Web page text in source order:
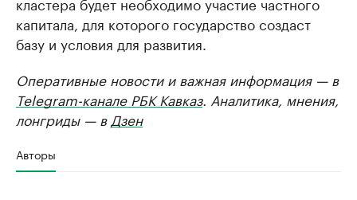
капитала, для которого государство создаст
базу и условия для развития.
Оперативные новости и важная информация — в
Telegram-канале РБК Кавказ. Аналитика, мнения,
лонгриды — в Дзен
Авторы